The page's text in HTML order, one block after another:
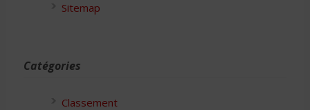
Sitemap
Catégories
Classement